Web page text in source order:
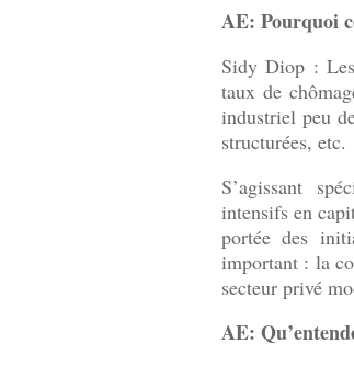
AE: Pourquoi
Sidy Diop :
taux de
industriel peu
structurées, etc.
S’agissant
intensifs en
portée des
important : la
secteur privé
AE: